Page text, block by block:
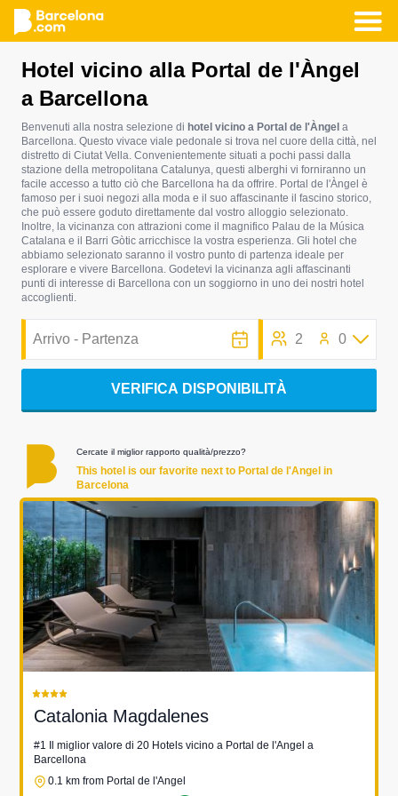
contenuto
principale
Hotel vicino alla Portal de l'Àngel
a Barcellona
Benvenuti alla nostra selezione di hotel vicino a Portal de l'Àngel a
Barcellona. Questo vivace viale pedonale si trova nel cuore della città, nel
distretto di Ciutat Vella. Convenientemente situati a pochi passi dalla
stazione della metropolitana Catalunya, questi alberghi vi forniranno un
facile accesso a tutto ciò che Barcellona ha da offrire. Portal de l'Àngel è
famoso per i suoi negozi alla moda e il suo affascinante il fascino storico,
che può essere goduto direttamente dal vostro alloggio selezionato.
Inoltre, la vicinanza con attrazioni come il magnifico Palau de la Música
Catalana e il Barri Gòtic arricchisce la vostra esperienza. Gli hotel che
abbiamo selezionato saranno il vostro punto di partenza ideale per
esplorare e vivere Barcellona. Godetevi la vicinanza agli affascinanti
punti di interesse di Barcellona con un soggiorno in uno dei nostri hotel
accoglienti.
2 0
VERIFICA DISPONIBILITÀ
Cercate il miglior rapporto qualità/prezzo?
This hotel is our favorite next to Portal de l'Angel in
Barcelona
Catalonia Magdalenes
#1 Il miglior valore di 20 Hotels vicino a Portal de l'Angel a
Barcellona
0.1 km from Portal de l'Angel